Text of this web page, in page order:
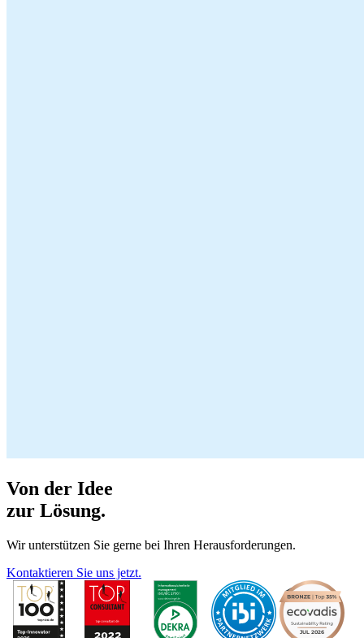
Von der Idee
zur Lösung.
Wir unterstützen Sie gerne bei Ihren Herausforderungen.
Kontaktieren Sie uns jetzt.